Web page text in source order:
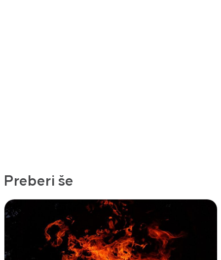
Preberi še